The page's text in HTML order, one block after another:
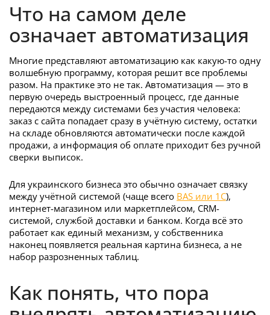
Что на самом деле
означает автоматизация
Многие представляют автоматизацию как какую-то одну
волшебную программу, которая решит все проблемы
разом. На практике это не так. Автоматизация — это в
первую очередь выстроенный процесс, где данные
передаются между системами без участия человека:
заказ с сайта попадает сразу в учётную систему, остатки
на складе обновляются автоматически после каждой
продажи, а информация об оплате приходит без ручной
сверки выписок.
Для украинского бизнеса это обычно означает связку
между учётной системой (чаще всего BAS или 1С),
интернет-магазином или маркетплейсом, CRM-
системой, службой доставки и банком. Когда всё это
работает как единый механизм, у собственника
наконец появляется реальная картина бизнеса, а не
набор разрозненных таблиц.
Как понять, что пора